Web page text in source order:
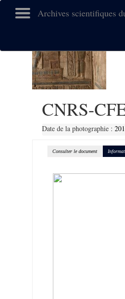
Archives scientifiques
CNRS-
Date de la photographie :
Consulter le document